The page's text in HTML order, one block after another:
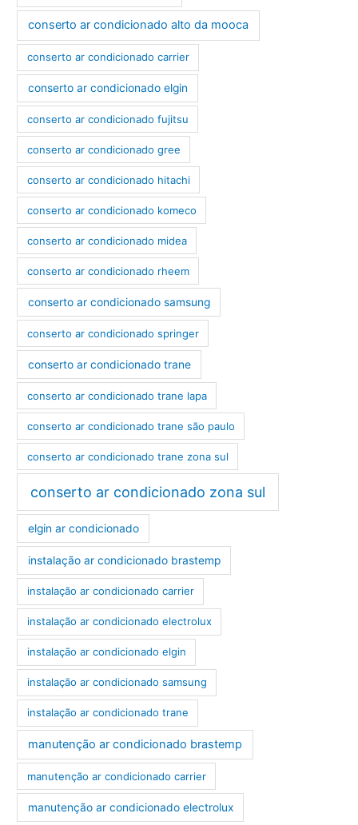
conserto ar condicionado alto da mooca
conserto ar condicionado carrier
conserto ar condicionado elgin
conserto ar condicionado fujitsu
conserto ar condicionado gree
conserto ar condicionado hitachi
conserto ar condicionado komeco
conserto ar condicionado midea
conserto ar condicionado rheem
conserto ar condicionado samsung
conserto ar condicionado springer
conserto ar condicionado trane
conserto ar condicionado trane lapa
conserto ar condicionado trane são paulo
conserto ar condicionado trane zona sul
conserto ar condicionado zona sul
elgin ar condicionado
instalação ar condicionado brastemp
instalação ar condicionado carrier
instalação ar condicionado electrolux
instalação ar condicionado elgin
instalação ar condicionado samsung
instalação ar condicionado trane
manutenção ar condicionado brastemp
manutenção ar condicionado carrier
manutenção ar condicionado electrolux